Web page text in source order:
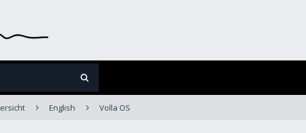
English Volla OS